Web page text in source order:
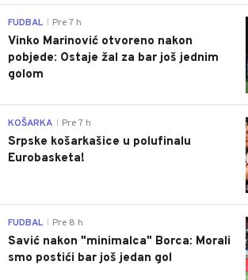
FUDBAL Pre 7 h
Vinko Marinović otvoreno nakon
pobjede: Ostaje žal za bar još jednim
golom
KOŠARKA Pre 7 h
Srpske košarkašice u polufinalu
Eurobasketa!
FUDBAL Pre 8 h
Savić nakon "minimalca" Borca: Morali
smo postići bar još jedan gol